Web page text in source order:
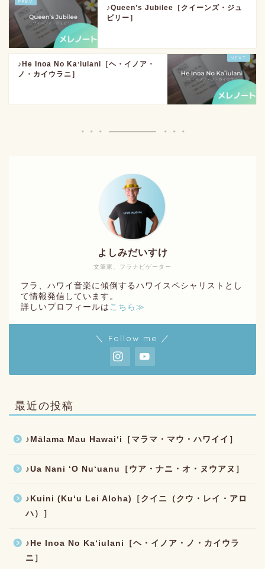
♪Queen’s Jubilee［クイーンズ・ジュ
ビリー］
♪He Inoa No Kaʻiulani［ヘ・イノア・
ノ・カイウラニ］
文筆家、フラナビゲーター
よしみだいすけ
フラ、ハワイ音楽に傾倒するハワイスペシャリストとし
て情報発信しています。
詳しいプロフィールは こちら≫
＼ Follow me ／
最近の投稿
♪Mālama Mau Hawaiʻi［マラマ・マウ・ハワイイ］
♪Ua Nani ʻO Nuʻuanu［ウア・ナニ・オ・ヌウアヌ］
♪Kuini (Kuʻu Lei Aloha)［クイニ（クウ・レイ・アロ
ハ）］
♪He Inoa No Kaʻiulani［ヘ・イノア・ノ・カイウラ
ニ］